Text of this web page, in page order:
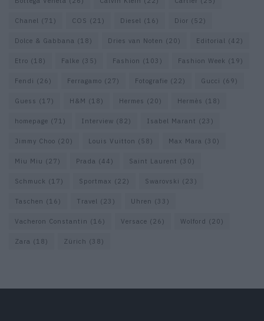
Chanel (71) COS (21) Diesel (16) Dior (52)
Dolce & Gabbana (18) Dries van Noten (20) Editorial (42)
Etro (18) Falke (35) Fashion (103) Fashion Week (19)
Fendi (26) Ferragamo (27) Fotografie (22) Gucci (69)
Guess (17) H&M (18) Hermes (20) Hermès (18)
homepage (71) Interview (82) Isabel Marant (23)
Jimmy Choo (20) Louis Vuitton (58) Max Mara (30)
Miu Miu (27) Prada (44) Saint Laurent (30)
Schmuck (17) Sportmax (22) Swarovski (23)
Taschen (16) Travel (23) Uhren (33)
Vacheron Constantin (16) Versace (26) Wolford (20)
Zara (18) Zürich (38)